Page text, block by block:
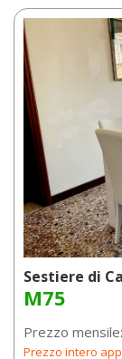
Sestiere di
M75
Prezzo mensile:
Prezzo intero